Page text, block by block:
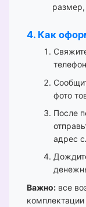
размер,
4. Как
фото
После
адрес
Важно: все